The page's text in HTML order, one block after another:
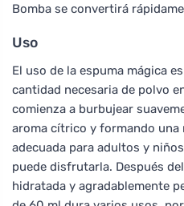
Bomba se convertirá
Uso
El uso de la espuma mágica
cantidad necesaria de polvo
comienza a burbujear
aroma cítrico y formando una
adecuada para adultos y
puede disfrutarla. Después
hidratada y agradablemente